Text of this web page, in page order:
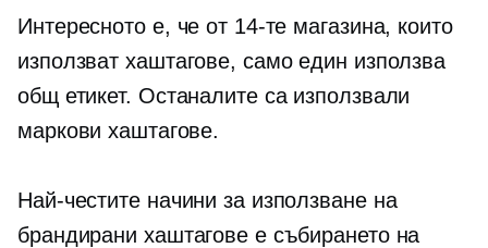
Интересното е, че от 14-те магазина, които
използват хаштагове, само един използва
общ етикет. Останалите са използвали
маркови хаштагове.
Най-честите начини за използване на
брандирани хаштагове е събирането на